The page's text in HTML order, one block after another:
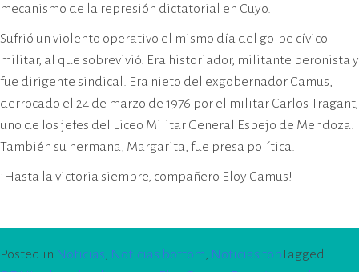
mecanismo de la represión dictatorial en Cuyo.
Sufrió un violento operativo el mismo día del golpe cívico
militar, al que sobrevivió. Era historiador, militante peronista y
fue dirigente sindical. Era nieto del exgobernador Camus,
derrocado el 24 de marzo de 1976 por el militar Carlos Tragant,
uno de los jefes del Liceo Militar General Espejo de Mendoza.
También su hermana, Margarita, fue presa política.
¡Hasta la victoria siempre, compañero Eloy Camus!
Posted in Noticias, Noticias bottom, Noticias topTagged